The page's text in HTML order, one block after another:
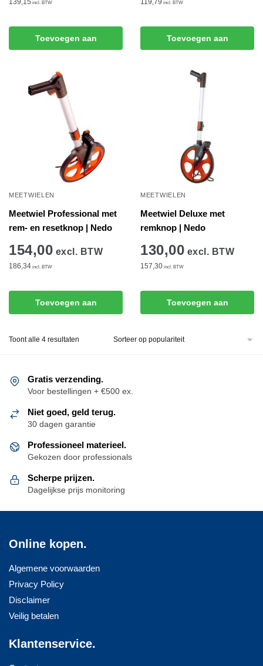
incl. BTW
Toevoegen aan
incl. BTW
Toevoegen aan
MEETWIELEN
Meetwiel Professional met
rem- en resetknop | Nedo
154,00 excl. BTW
186,34 incl. BTW
Toevoegen aan
MEETWIELEN
Meetwiel Deluxe met
remknop | Nedo
130,00 excl. BTW
157,30 incl. BTW
Toevoegen aan
Toont alle 4 resultaten Gesorteerd
Gratis verzending.
Voor bestellingen + €500 ex.
Niet goed, geld terug.
30 dagen garantie
Professioneel materieel.
Gekozen door professionals
Scherpe prijzen.
Dagelijkse prijs monitoring
Online kopen.
Algemene voorwaarden
Privacy Policy
Disclaimer
Veilig betalen
Klantenservice.